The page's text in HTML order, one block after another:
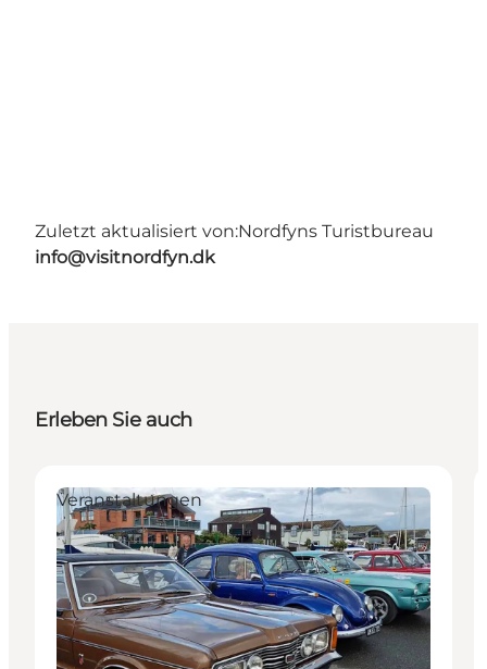
Zuletzt aktualisiert von:Nordfyns Turistbureau
info@visitnordfyn.dk
Erleben Sie auch
Veranstaltungen